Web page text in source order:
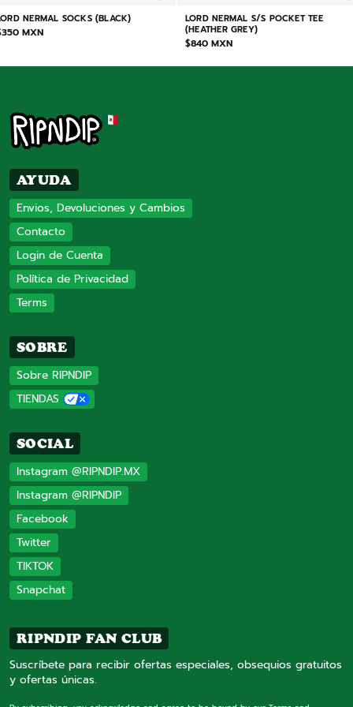
NERMAL SOCKS (BLACK)
MXN
LORD NERMAL S/S POCKET TEE
(HEATHER GREY)
$840 MXN
AYUDA
Envios, Devoluciones y Cambios
Contacto
Login de Cuenta
Política de Privacidad
Terms
SOBRE
Sobre RIPNDIP
TIENDAS
SOCIAL
Instagram @RIPNDIP.MX
Instagram @RIPNDIP
Facebook
Twitter
TIKTOK
Snapchat
RIPNDIP FAN CLUB
Suscríbete para recibir ofertas especiales, obsequios gratuitos
y ofertas únicas.